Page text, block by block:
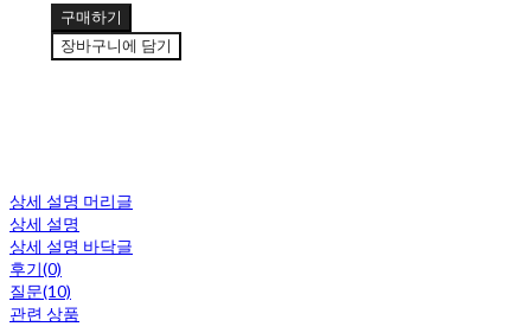
구매하기
장바구니에 담기
상세 설명 머리글
상세 설명
상세 설명 바닥글
후기(0)
질문(10)
관련 상품